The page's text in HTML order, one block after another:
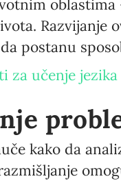
Razvijanje
postanu
za učenje
kako da
Interests